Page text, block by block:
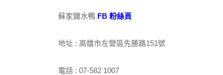
蘇家鹽水鴨 FB 粉絲頁
地址 : 高雄市左營區先勝路151號
電話 : 07-582 1007